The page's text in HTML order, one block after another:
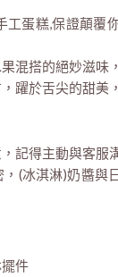
工蛋糕,保證顛覆
混搭的絕妙滋味
躍於舌尖的甜美
記得主動與客服
(冰淇淋)奶醬與
件